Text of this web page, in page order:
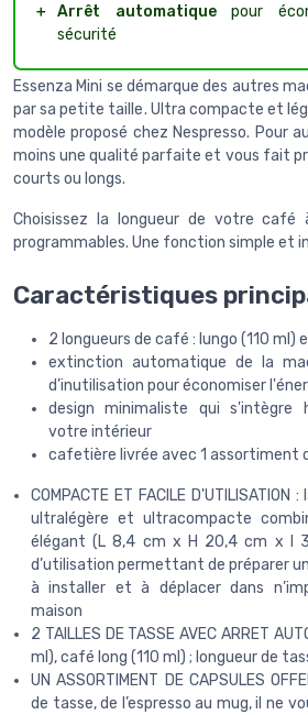
＋ Arrêt automatiquepour
sécurité
Essenza Mini se démarque des autres
par sa petite taille. Ultra compacte et
modèle proposé chez Nespresso. Pour
moins une qualité parfaite et vous fait
courts ou longs.
Choisissez la longueur de votre café
programmables. Une fonction simple et
Caractéristiques
2 longueurs de café : lungo (110 ml)
extinction automatique de la
d’inutilisation pour économiser
design minimaliste qui s'intègre
votre intérieur
cafetière livrée avec 1 assortiment
COMPACTE ET FACILE
ultralégère et ultracompacte
élégant (L 8,4 cm x H 20,4 cm x l
d’utilisation permettant de préparer
à installer et à déplacer dans
maison
2 TAILLES DE TASSE AVEC ARRET
ml), café long (110 ml) ; longueur de
UN ASSORTIMENT DE CAPSULES
de tasse, de l’espresso au mug, il ne